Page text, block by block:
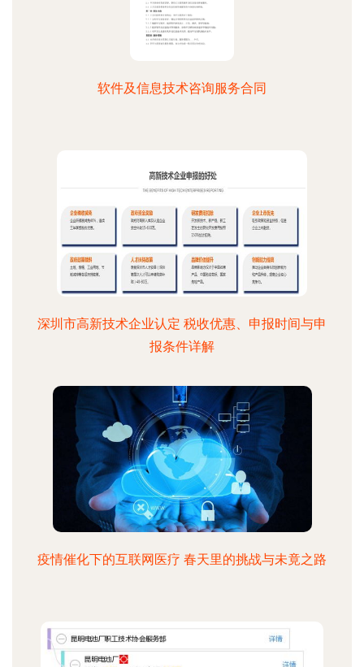
软件及信息技术咨询服务合同
深圳市高新技术企业认定 税收优惠、申报时间与申
报条件详解
疫情催化下的互联网医疗 春天里的挑战与未竟之路